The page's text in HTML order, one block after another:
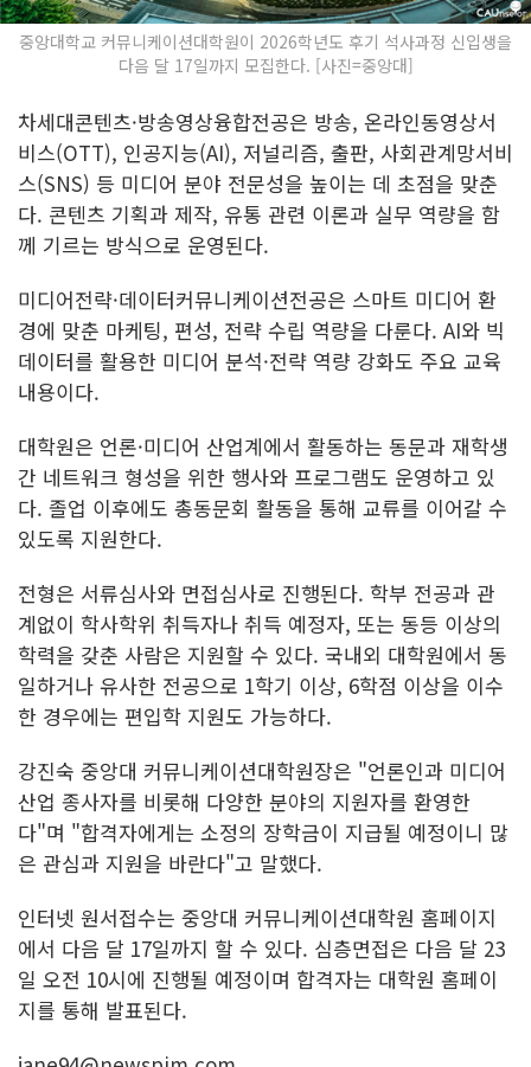
중앙대학교 커뮤니케이션대학원이 2026학년도 후기 석사과정 신입생을
다음 달 17일까지 모집한다. [사진=중앙대]
차세대콘텐츠·방송영상융합전공은 방송, 온라인동영상서
비스(OTT), 인공지능(AI), 저널리즘, 출판, 사회관계망서비
스(SNS) 등 미디어 분야 전문성을 높이는 데 초점을 맞춘
다. 콘텐츠 기획과 제작, 유통 관련 이론과 실무 역량을 함
께 기르는 방식으로 운영된다.
미디어전략·데이터커뮤니케이션전공은 스마트 미디어 환
경에 맞춘 마케팅, 편성, 전략 수립 역량을 다룬다. AI와 빅
데이터를 활용한 미디어 분석·전략 역량 강화도 주요 교육
내용이다.
대학원은 언론·미디어 산업계에서 활동하는 동문과 재학생
간 네트워크 형성을 위한 행사와 프로그램도 운영하고 있
다. 졸업 이후에도 총동문회 활동을 통해 교류를 이어갈 수
있도록 지원한다.
전형은 서류심사와 면접심사로 진행된다. 학부 전공과 관
계없이 학사학위 취득자나 취득 예정자, 또는 동등 이상의
학력을 갖춘 사람은 지원할 수 있다. 국내외 대학원에서 동
일하거나 유사한 전공으로 1학기 이상, 6학점 이상을 이수
한 경우에는 편입학 지원도 가능하다.
강진숙 중앙대 커뮤니케이션대학원장은 "언론인과 미디어
산업 종사자를 비롯해 다양한 분야의 지원자를 환영한
다"며 "합격자에게는 소정의 장학금이 지급될 예정이니 많
은 관심과 지원을 바란다"고 말했다.
인터넷 원서접수는 중앙대 커뮤니케이션대학원 홈페이지
에서 다음 달 17일까지 할 수 있다. 심층면접은 다음 달 23
일 오전 10시에 진행될 예정이며 합격자는 대학원 홈페이
지를 통해 발표된다.